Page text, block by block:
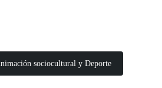
sociocultural y Deporte